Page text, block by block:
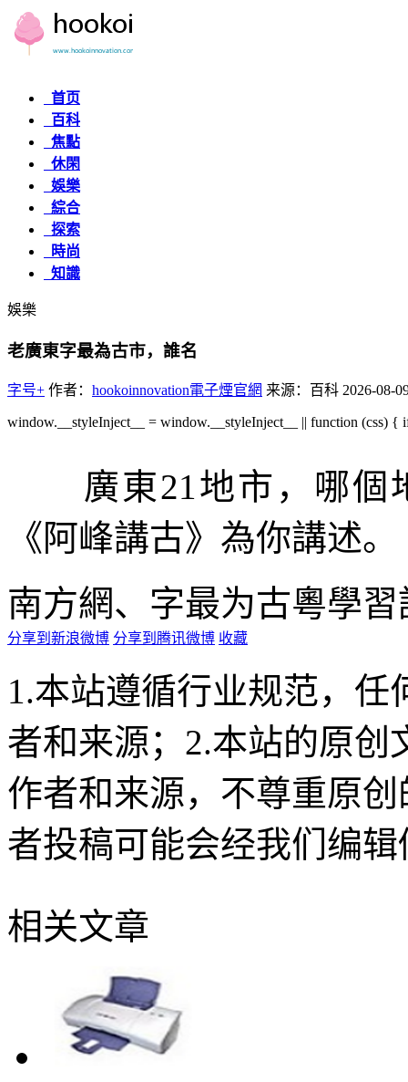
首页
百科
焦點
休閑
娛樂
綜合
探索
時尚
知識
娛樂
老廣東字最為古市，誰名
字号+ 作者： hookoinnovation電子煙官網 来源：百科 2026-08-
window.__styleInject__ = window.__styleInject__ || function (css) {
廣東21地市，哪個
《阿峰講古》為你講述。
南方網、字最为古粵學
分享到新浪微博 分享到腾讯微博 收藏
1.本站遵循行业规范，
者和来源；2.本站的原
作者和来源，不尊重原
者投稿可能会经我们编
相关文章